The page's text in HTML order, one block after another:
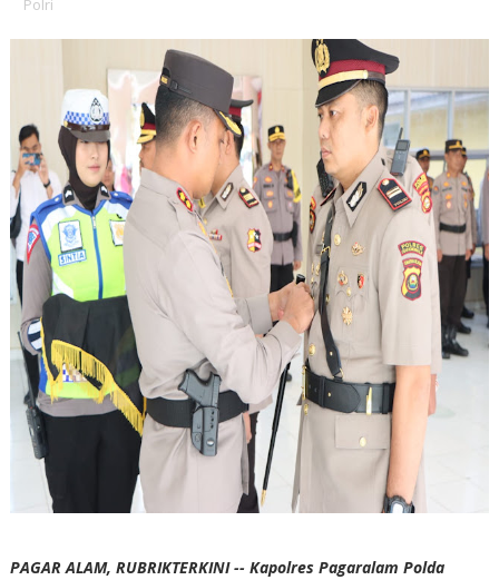
Polri
PAGAR ALAM, RUBRIKTERKINI -- Kapolres Pagaralam Polda